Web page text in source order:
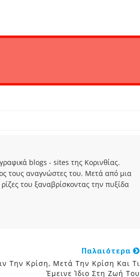
blogs - sites της Κορινθίας.
τους αναγνώστες του. Μετά από μια
του ξαναβρίσκοντας την πυξίδα
Παλαιότερα
Την Κρίση, Μετά Την Κρίση Και Τι
Έμεινε Ίδιο Στη Ζωή Του